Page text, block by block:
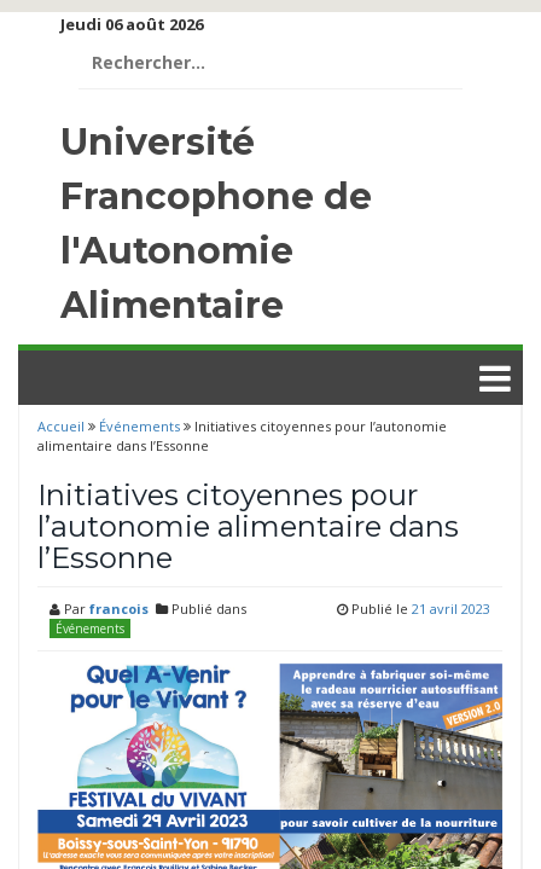
Jeudi 06 août 2026
Université
Francophone de
l'Autonomie
Alimentaire
Accueil Événements
Initiatives citoyennes pour l’autonomie
alimentaire dans l’Essonne
Initiatives citoyennes pour
l’autonomie alimentaire dans
l’Essonne
Par francois Publié dans
Événements
Publié le 21 avril 2023